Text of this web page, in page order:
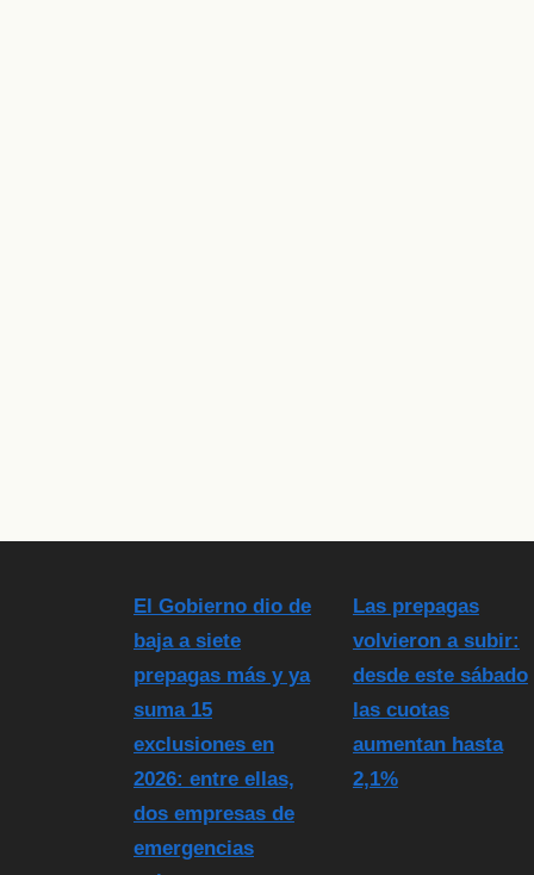
El Gobierno dio de
baja a siete
prepagas más y ya
suma 15
exclusiones en
2026: entre ellas,
dos empresas de
emergencias
Las prepagas
volvieron a subir:
desde este sábado
las cuotas
aumentan hasta
2,1%